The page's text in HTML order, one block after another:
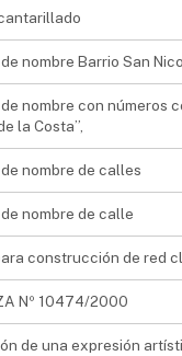
nombre Barrio San
nombre con números
la Costa”,
nombre de calles
nombre de calle
construcción de red
Nº 10474/2000
de una expresión